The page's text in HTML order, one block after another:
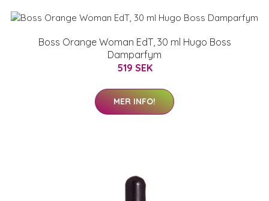
Boss Orange Woman EdT, 30 ml Hugo Boss
Damparfym
519 SEK
MER INFO!